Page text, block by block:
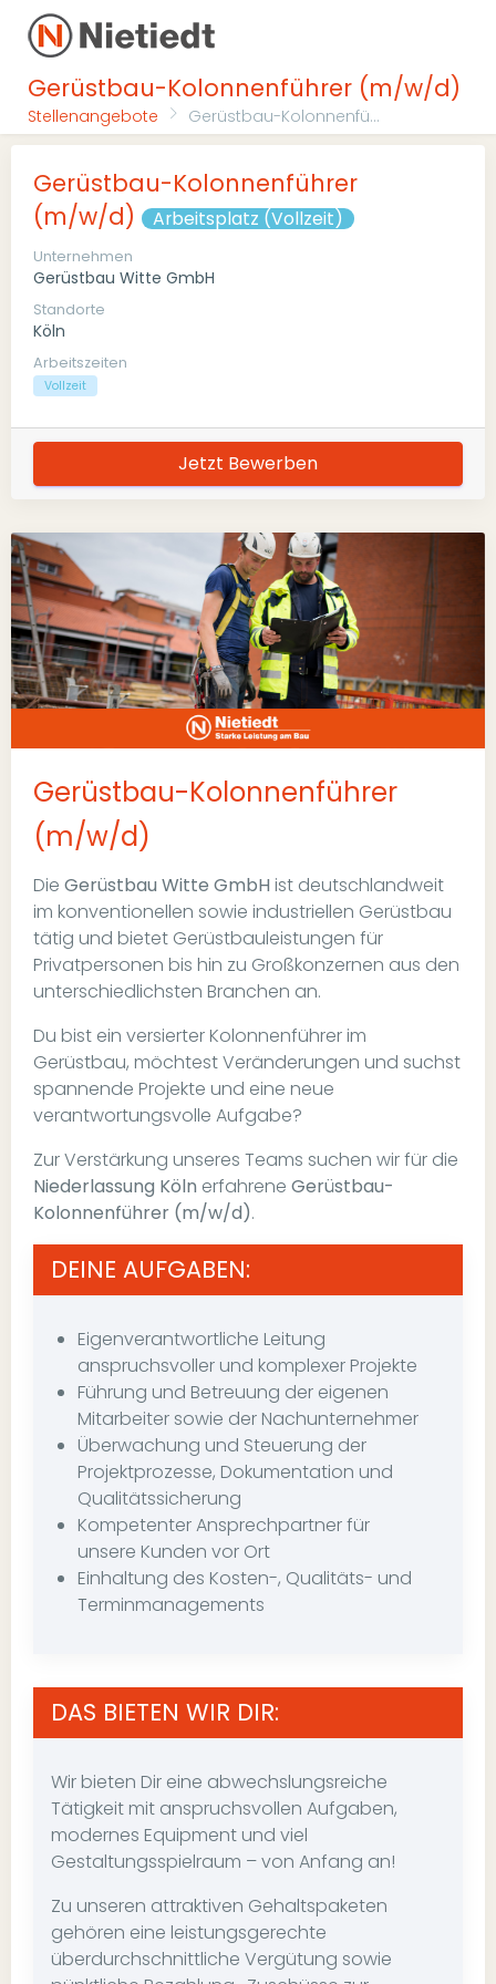
Gerüstbau-Kolonnenführer (m/w/d)
Stellenangebote Gerüstbau-Kolonnenfü...
Gerüstbau-Kolonnenführer
(m/w/d)
Arbeitsplatz (Vollzeit)
Unternehmen
Gerüstbau Witte GmbH
Standorte
Köln
Arbeitszeiten
Vollzeit
Jetzt Bewerben
Gerüstbau-Kolonnenführer
(m/w/d)
Die Gerüstbau Witte GmbH ist deutschlandweit
im konventionellen sowie industriellen Gerüstbau
tätig und bietet Gerüstbauleistungen für
Privatpersonen bis hin zu Großkonzernen aus den
unterschiedlichsten Branchen an.
Du bist ein versierter Kolonnenführer im
Gerüstbau, möchtest Veränderungen und suchst
spannende Projekte und eine neue
verantwortungsvolle Aufgabe?
Zur Verstärkung unseres Teams suchen wir für die
Niederlassung Köln erfahrene Gerüstbau-
Kolonnenführer (m/w/d).
DEINE AUFGABEN:
Eigenverantwortliche Leitung
anspruchsvoller und komplexer Projekte
Führung und Betreuung der eigenen
Mitarbeiter sowie der Nachunternehmer
Überwachung und Steuerung der
Projektprozesse, Dokumentation und
Qualitätssicherung
Kompetenter Ansprechpartner für
unsere Kunden vor Ort
Einhaltung des Kosten-, Qualitäts- und
Terminmanagements
DAS BIETEN WIR DIR:
Wir bieten Dir eine abwechslungsreiche
Tätigkeit mit anspruchsvollen Aufgaben,
modernes Equipment und viel
Gestaltungsspielraum – von Anfang an!
Zu unseren attraktiven Gehaltspaketen
gehören eine leistungsgerechte
überdurchschnittliche Vergütung sowie